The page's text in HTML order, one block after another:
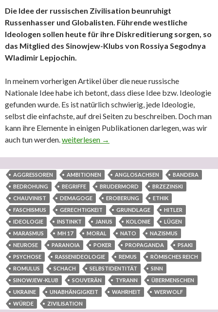
Die Idee der russischen Zivilisation beunruhigt
Russenhasser und Globalisten. Führende westliche
Ideologen sollen heute für ihre Diskreditierung sorgen, so
das Mitglied des Sinowjew-Klubs von Rossiya Segodnya
Wladimir Lepjochin.
In meinem vorherigen Artikel über die neue russische
Nationale Idee habe ich betont, dass diese Idee bzw. Ideologie
gefunden wurde. Es ist natürlich schwierig, jede Ideologie,
selbst die einfachste, auf drei Seiten zu beschreiben. Doch man
kann ihre Elemente in einigen Publikationen darlegen, was wir
auch tun werden.Sinowjew-Klub von Rossiya Segodnya:
weiterlesen →
AGGRESSOREN AMBITIONEN ANGLOSACHSEN
BANDERA
BEDROHUNG
BEGRIFFE BRUDERMORD
BRZEZINSKI
CHAUVINIST
DEMAGOGE EROBERUNG
ETHIK
FASCHISMUS
GERECHTIGKEIT GRUNDLAGE
HITLER
IDEOLOGIE
INSTINKT JANUS KOLONIE
LÜGEN
MARASMUS
MH 17 MORAL NATO
NAZISMUS
NEUROSE
PARANOIA POKER PROPAGANDA
PSAKI
PSYCHOSE
RASSENIDEOLOGIE REMUS
RÖMISCHES REICH
ROMULUS
SCHACH SELBSTIDENTITÄT
SINN
SINOWJEW-KLUB
SOUVERÄN TYRANN
ÜBERMENSCHEN
UKRAINE
UNABHÄNGIGKEIT WAHRHEIT
WERWOLF
WÜRDE
ZIVILISATION